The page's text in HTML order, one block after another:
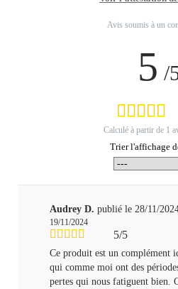
Avis soumis à un
5 /
Calculé à partir de 1
Trier l'affichage
Audrey D. publié le 28/11/
19/11/2024
5/5
Ce produit est un complément
qui comme moi ont des
pertes qui nous fatiguent bien.